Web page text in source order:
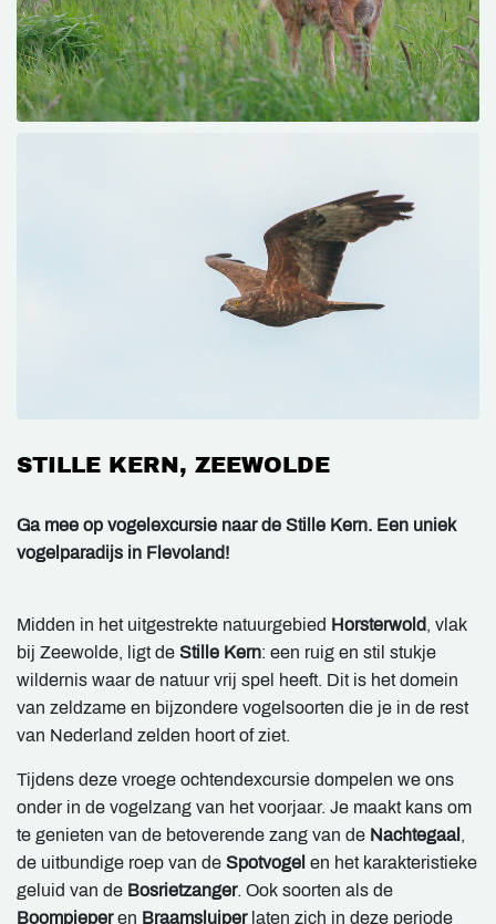
STILLE KERN, ZEEWOLDE
Ga mee op vogelexcursie naar de Stille Kern. Een uniek
vogelparadijs in Flevoland!
Midden in het uitgestrekte natuurgebied Horsterwold, vlak
bij Zeewolde, ligt de Stille Kern: een ruig en stil stukje
wildernis waar de natuur vrij spel heeft. Dit is het domein
van zeldzame en bijzondere vogelsoorten die je in de rest
van Nederland zelden hoort of ziet.
Tijdens deze vroege ochtendexcursie dompelen we ons
onder in de vogelzang van het voorjaar. Je maakt kans om
te genieten van de betoverende zang van de Nachtegaal ,
de uitbundige roep van de Spotvogel en het karakteristieke
geluid van de Bosrietzanger. Ook soorten als de
Boompieperen Braamsluiperlaten zich in deze periode